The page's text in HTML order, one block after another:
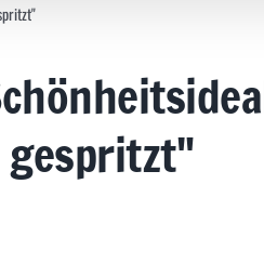
gespritzt"